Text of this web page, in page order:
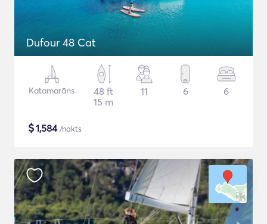
Dufour 48 Cat
Katamarāns
48 ft
15 m
11 6 6
$1,584/nakts